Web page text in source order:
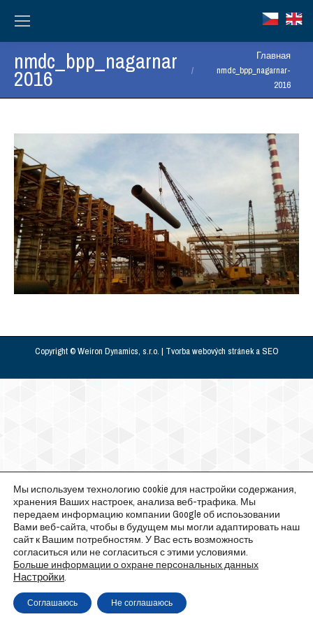
nmdc_bpp_nagarnar-
2016
Главная
nmdc_bpp_nagarnar-
2016
Copyright © Weiron Dynamics, s.r.o. | Tvorba webových stránekaSEO
Мы используем технологию cookie для настройки содержания,
хранения Ваших настроек, анализа веб-трафика. Мы
передаем информацию компании Google об испоьзовании
Вами веб-сайта, чтобы в будущем мы могли адаптировать наш
сайт к Вашим потребностям. У Вас есть возможность
согласиться или не согласиться с этими условиями.
Больше информации о охране персональных данных
Настройки.
Соглашаюсь Не соглашаюсь